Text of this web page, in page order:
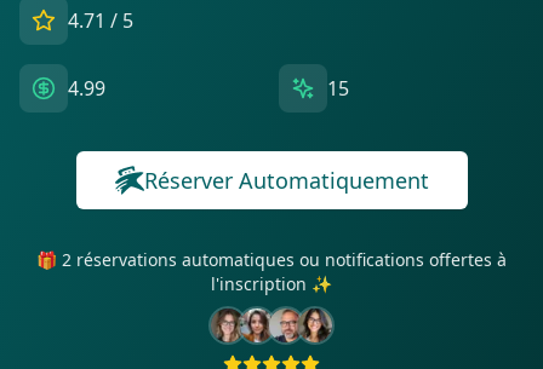
4.71 / 5
4.99 15
Réserver Automatiquement
🎁 2 réservations automatiques ou notifications offertes à
l'inscription ✨